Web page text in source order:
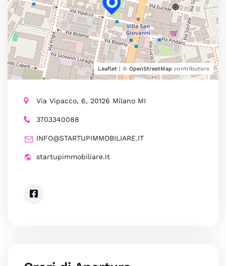
Leaflet | © OpenStreetMap contributors
Via Vipacco, 6, 20126 Milano MI
3703340088
INFO@STARTUPIMMOBILIARE.IT
startupimmobiliare.it